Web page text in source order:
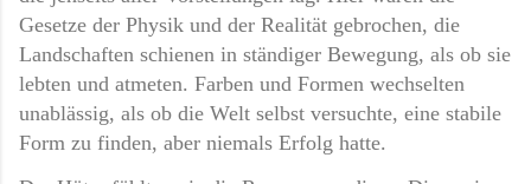
Gesetze der Physik und der Realität gebrochen, die
Landschaften schienen in ständiger Bewegung, als ob sie
lebten und atmeten. Farben und Formen wechselten
unablässig, als ob die Welt selbst versuchte, eine stabile
Form zu finden, aber niemals Erfolg hatte.